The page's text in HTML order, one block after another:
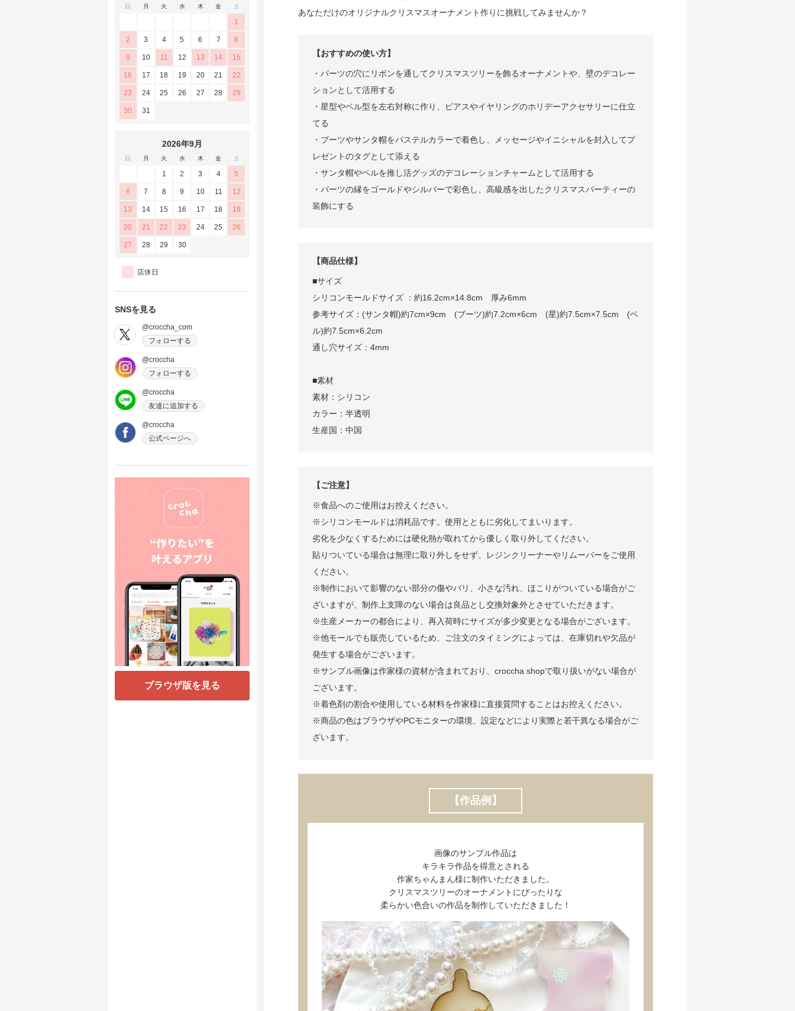
日 月 火 水 木 金 土
1
2 3 4 5 6 7 8
9 10 11 12 13 14 15
16 17 18 19 20 21 22
23 24 25 26 27 28 29
30 31
2026年9月
日 月 火 水 木 金 土
1 2 3 4 5
6 7 8 9 10 11 12
13 14 15 16 17 18 19
20 21 22 23 24 25 26
27 28 29 30
店休日
SNSを見る
@croccha_com
フォローする
@croccha
フォローする
@croccha
友達に追加する
@croccha
公式ページへ
ブラウザ版を見る
あなただけのオリジナルクリスマスオーナメント作りに挑戦してみませんか？
【おすすめの使い方】
・パーツの穴にリボンを通してクリスマスツリーを飾るオーナメントや、壁のデコレー
ションとして活用する
・星型やベル型を左右対称に作り、ピアスやイヤリングのホリデーアクセサリーに仕立
てる
・ブーツやサンタ帽をパステルカラーで着色し、メッセージやイニシャルを封入してプ
レゼントのタグとして添える
・サンタ帽やベルを推し活グッズのデコレーションチャームとして活用する
・パーツの縁をゴールドやシルバーで彩色し、高級感を出したクリスマスパーティーの
装飾にする
【商品仕様】
■サイズ
シリコンモールドサイズ ：約16.2cm×14.8cm 厚み6mm
参考サイズ：(サンタ帽)約7cm×9cm (ブーツ)約7.2cm×6cm (星)約7.5cm×7.5cm (ベ
ル)約7.5cm×6.2cm
通し穴サイズ：4mm
■素材
素材：シリコン
カラー：半透明
生産国：中国
【ご注意】
※食品へのご使用はお控えください。
※シリコンモールドは消耗品です。使用とともに劣化してまいります。
劣化を少なくするためには硬化熱が取れてから優しく取り外してください。
貼りついている場合は無理に取り外しをせず、レジンクリーナーやリムーバーをご使用
ください。
※制作において影響のない部分の傷やバリ、小さな汚れ、ほこりがついている場合がご
ざいますが、制作上支障のない場合は良品とし交換対象外とさせていただきます。
※生産メーカーの都合により、再入荷時にサイズが多少変更となる場合がございます。
※他モールでも販売しているため、ご注文のタイミングによっては、在庫切れや欠品が
発生する場合がございます。
※サンプル画像は作家様の資材が含まれており、croccha shopで取り扱いがない場合が
ございます。
※着色剤の割合や使用している材料を作家様に直接質問することはお控えください。
※商品の色はブラウザやPCモニターの環境、設定などにより実際と若干異なる場合がご
ざいます。
【作品例】
画像のサンプル作品は
キラキラ作品を得意とされる
作家ちゃんまん様に制作いただきました。
クリスマスツリーのオーナメントにぴったりな
柔らかい色合いの作品を制作していただきました！